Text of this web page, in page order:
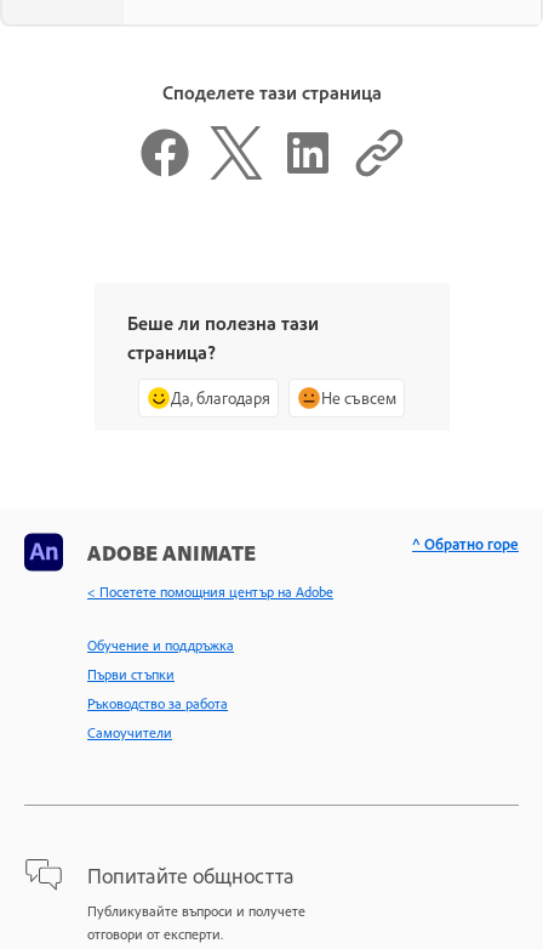
Споделете тази страница
Беше ли полезна тази
страница?
Да, благодаря Не съвсем
ADOBE ANIMATE
< Посетете помощния център на Adobe
Обучение и поддръжка
Първи стъпки
Ръководство за работа
Самоучители
Попитайте общността
Публикувайте въпроси и получете
отговори от експерти.
^ Обратно горе